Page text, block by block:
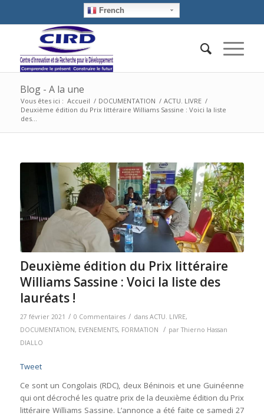
French
Blog - A la une
Vous êtes ici : Accueil / DOCUMENTATION / ACTU. LIVRE /
Deuxième édition du Prix littéraire Williams Sassine : Voici la liste
des...
Deuxième édition du Prix littéraire
Williams Sassine : Voici la liste des
lauréats !
27 février 2021 / 0 Commentaires / dans ACTU. LIVRE,
DOCUMENTATION, EVENEMENTS, FORMATION / parThierno Hassan
DIALLO
Tweet
Ce sont un Congolais (RDC), deux Béninois et une Guinéenne
qui ont décroché les quatre prix de la deuxième édition du Prix
littéraire Williams Sassine. L’annonce a été faite ce samedi 27